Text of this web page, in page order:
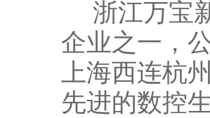
浙江万宝
企业之一，
上海西连杭
先进的数控